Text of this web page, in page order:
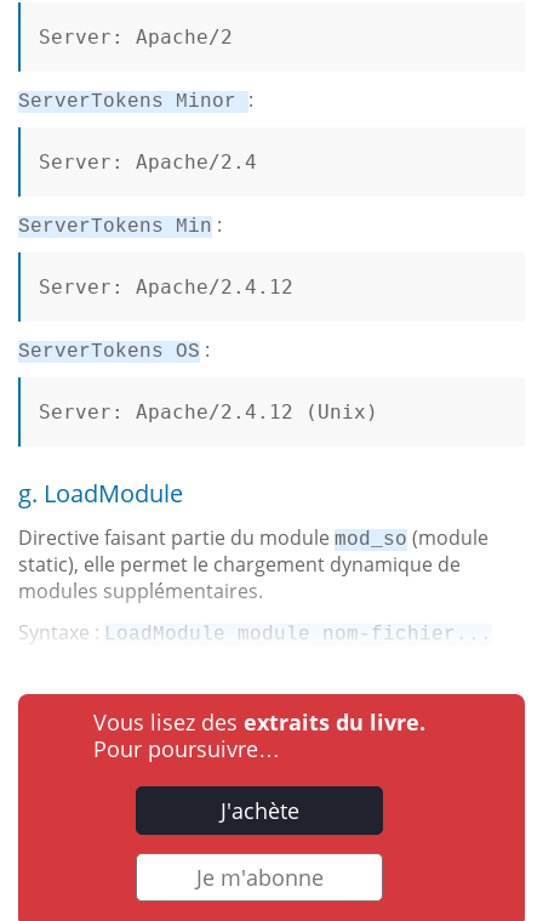
Server: Apache/2
ServerTokens Minor :
Server: Apache/2.4
ServerTokens Min :
Server: Apache/2.4.12
ServerTokens OS :
Server: Apache/2.4.12 (Unix)
g. LoadModule
Directive faisant partie du module mod_so (module
static), elle permet le chargement dynamique de
modules supplémentaires.
Syntaxe : LoadModule module nom-fichier...
Vous lisez des extraits du livre.
Pour poursuivre…
J'achète
Je m'abonne